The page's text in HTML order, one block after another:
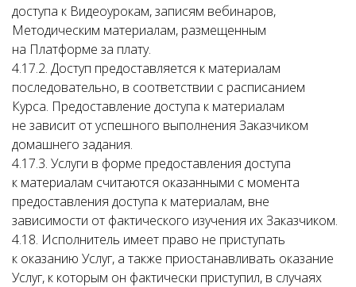
доступа к Видеоурокам, записям вебинаров,
Методическим материалам, размещенным
на Платформе за плату.
4.17.2. Доступ предоставляется к материалам
последовательно, в соответствии с расписанием
Курса. Предоставление доступа к материалам
не зависит от успешного выполнения Заказчиком
домашнего задания.
4.17.3. Услуги в форме предоставления доступа
к материалам считаются оказанными с момента
предоставления доступа к материалам, вне
зависимости от фактического изучения их Заказчиком.
4.18. Исполнитель имеет право не приступать
к оказанию Услуг, а также приостанавливать оказание
Услуг, к которым он фактически приступил, в случаях